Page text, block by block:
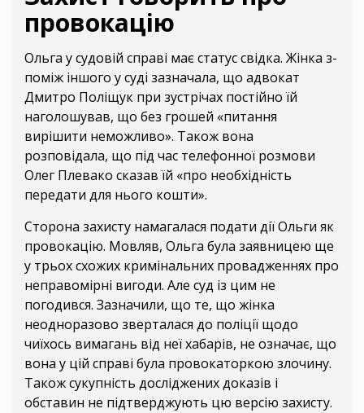
провокацію
Ольга у судовій справі має статус свідка. Жінка з-
поміж іншого у суді зазначала, що адвокат
Дмитро Поліщук при зустрічах постійно їй
наголошував, що без грошей «питання
вирішити неможливо». Також вона
розповідала, що під час телефонної розмови
Олег Плевако сказав їй «про необхідність
передати для нього кошти».
Сторона захисту намагалася подати дії Ольги як
провокацію. Мовляв, Ольга була заявницею ще
у трьох схожих кримінальних провадженнях про
неправомірні вигоди. Але суд із цим не
погодився. Зазначили, що те, що жінка
неодноразово зверталася до поліції щодо
чиїхось вимагань від неї хабарів, не означає, що
вона у цій справі була провокаторкою злочину.
Також сукупність досліджених доказів і
обставин не підтверджують цю версію захисту.